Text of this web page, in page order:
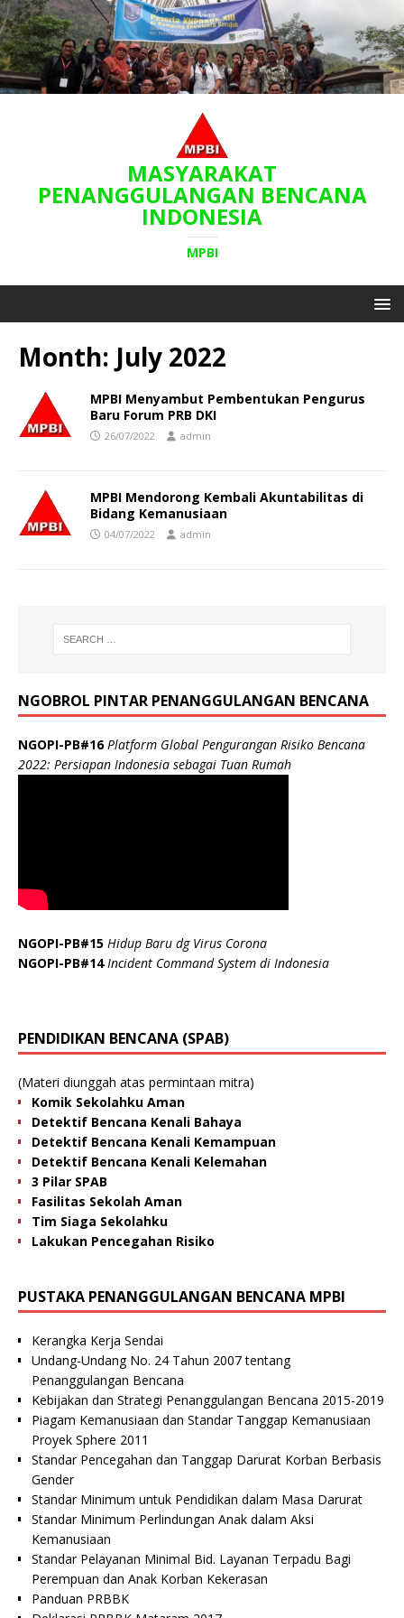
MASYARAKAT
PENANGGULANGAN BENCANA
INDONESIA
MPBI
Month: July 2022
MPBI Menyambut Pembentukan Pengurus
Baru Forum PRB DKI
26/07/2022 admin
MPBI Mendorong Kembali Akuntabilitas di
Bidang Kemanusiaan
04/07/2022 admin
NGOBROL PINTAR PENANGGULANGAN BENCANA
NGOPI-PB#16 Platform Global Pengurangan Risiko Bencana
2022: Persiapan Indonesia sebagai Tuan Rumah
NGOPI-PB#15 Hidup Baru dg Virus Corona
NGOPI-PB#14 Incident Command System di Indonesia
PENDIDIKAN BENCANA (SPAB)
(Materi diunggah atas permintaan mitra)
Komik Sekolahku Aman
Detektif Bencana Kenali Bahaya
Detektif Bencana Kenali Kemampuan
Detektif Bencana Kenali Kelemahan
3 Pilar SPAB
Fasilitas Sekolah Aman
Tim Siaga Sekolahku
Lakukan Pencegahan Risiko
PUSTAKA PENANGGULANGAN BENCANA MPBI
Kerangka Kerja Sendai
Undang-Undang No. 24 Tahun 2007 tentang
Penanggulangan Bencana
Kebijakan dan Strategi Penanggulangan Bencana 2015-2019
Piagam Kemanusiaan dan Standar Tanggap Kemanusiaan
Proyek Sphere 2011
Standar Pencegahan dan Tanggap Darurat Korban Berbasis
Gender
Standar Minimum untuk Pendidikan dalam Masa Darurat
Standar Minimum Perlindungan Anak dalam Aksi
Kemanusiaan
Standar Pelayanan Minimal Bid. Layanan Terpadu Bagi
Perempuan dan Anak Korban Kekerasan
Panduan PRBBK